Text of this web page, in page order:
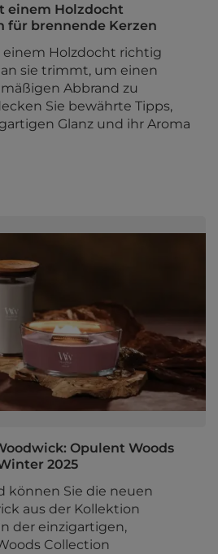
einem Holzdocht
für brennende Kerzen
Holzdocht richtig
sie trimmt, um einen
Abbrand zu
Sie bewährte Tipps,
Glanz und ihr Aroma
Opulent Woods
2025
können Sie die neuen
aus der Kollektion
der einzigartigen,
Collection